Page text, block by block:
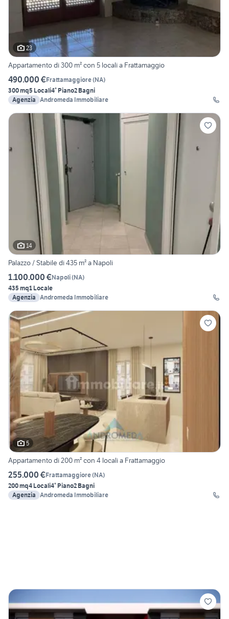
23
Appartamento di 300 m² con 5 locali a Frattamaggio
490.000 €Frattamaggiore(NA)
300 mq5 Locali4° Piano2 Bagni
Agenzia Andromeda Immobiliare
14
Palazzo / Stabile di 435 m² a Napoli
1.100.000 €Napoli(NA)
435 mq1 Locale
Agenzia Andromeda Immobiliare
5
Appartamento di 200 m² con 4 locali a Frattamaggio
255.000 €Frattamaggiore(NA)
200 mq4 Locali4° Piano2 Bagni
Agenzia Andromeda Immobiliare